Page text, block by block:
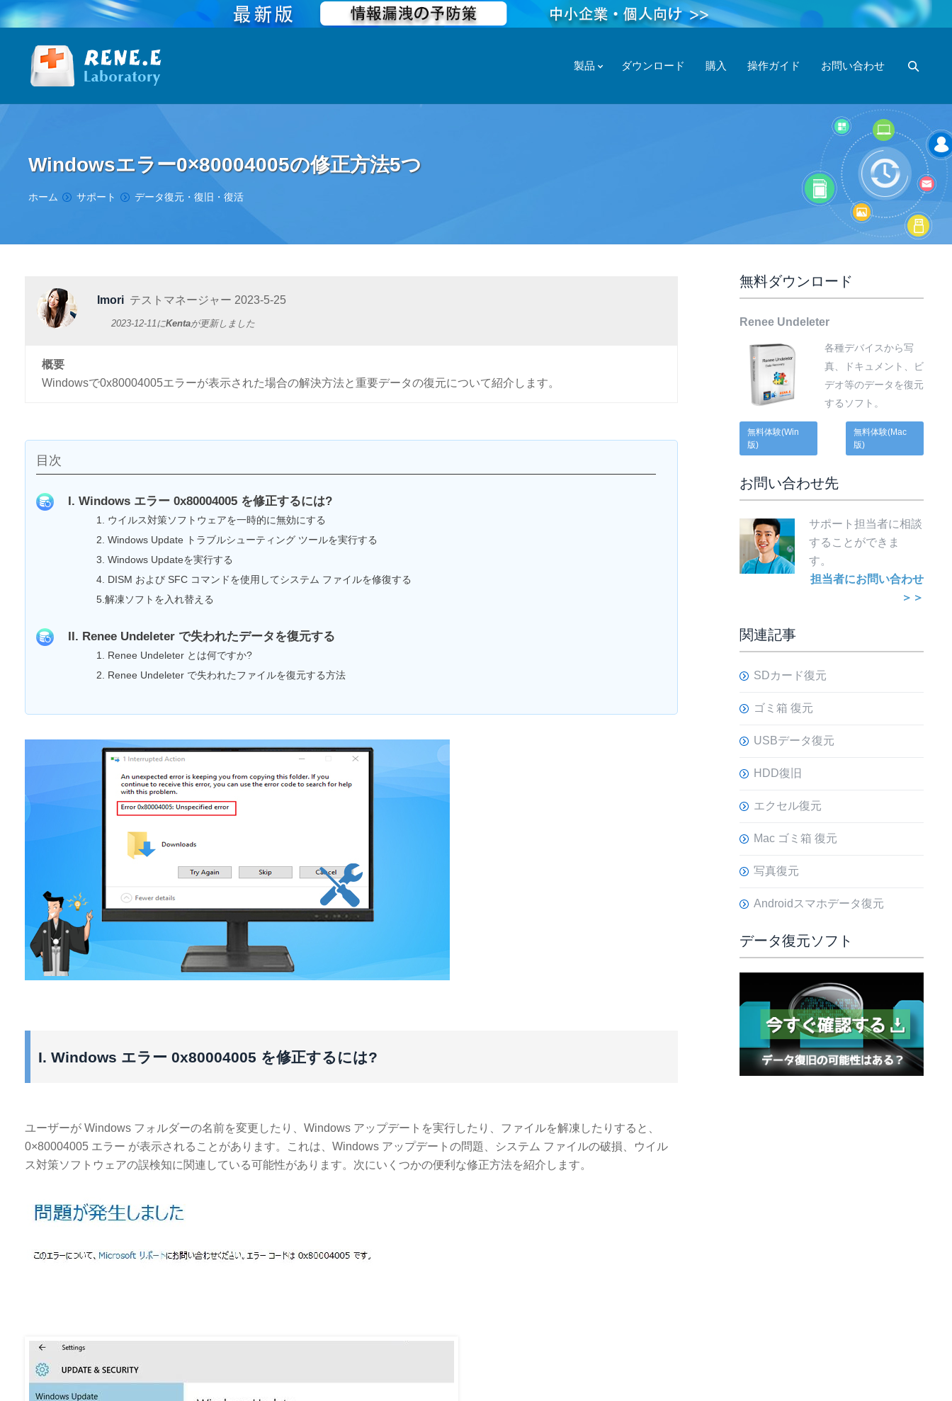
製品 ダウンロード 購入 操作ガイド お問い合わせ
Windowsエラー0×80004005の修正方法5つ
You are here:
ホーム サポート データ復元・復旧・復活
Imori テストマネージャー 2023-5-25
2023-12-11にKentaが更新しました
概要
Windowsで0x80004005エラーが表示された場合の解決方法と重要データの復元について紹介します。
目次
I. Windows エラー 0x80004005 を修正するには?
1. ウイルス対策ソフトウェアを一時的に無効にする
2. Windows Update トラブルシューティング ツールを実行する
3. Windows Updateを実行する
4. DISM および SFC コマンドを使用してシステム ファイルを修復する
5.解凍ソフトを入れ替える
II. Renee Undeleter で失われたデータを復元する
1. Renee Undeleter とは何ですか?
2. Renee Undeleter で失われたファイルを復元する方法
I. Windows エラー 0x80004005 を修正するには?
ユーザーが Windows フォルダーの名前を変更したり、Windows アップデートを実行したり、ファイルを解凍したりすると、
0×80004005 エラー が表示されることがあります。これは、Windows アップデートの問題、システム ファイルの破損、ウイル
ス対策ソフトウェアの誤検知に関連している可能性があります。次にいくつかの便利な修正方法を紹介します。
無料ダウンロード
Renee Undeleter
各種デバイスから写
真、ドキュメント、ビ
デオ等のデータを復元
するソフト。
無料体験(Win
版)
無料体験(Mac
版)
お問い合わせ先
サポート担当者に相談
することができま
す。
担当者にお問い合わせ
＞＞
関連記事
SDカード復元
ゴミ箱 復元
USBデータ復元
HDD復旧
エクセル復元
Mac ゴミ箱 復元
写真復元
Androidスマホデータ復元
データ復元ソフト